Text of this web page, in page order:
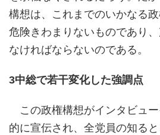
構想は、これまでのいかなる政
危険きわまりないものであり
なければならないのである。
3中総で若干変化した強調点
この政権構想がインタビュー
的に宣伝され、全党員の知る